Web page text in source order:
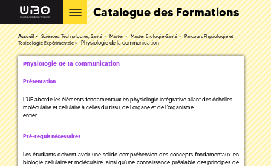
Catalogue des Formations
Accueil Sciences, Technologies, Santé Master Master Biologie-Santé
Parcours Physiologie et
Toxicologie Expérimentale
Physiologie de la communication
Physiologie de la communication
Présentation
L’UE aborde les éléments fondamentaux en physiologie intégrative allant des échelles
moléculaire et cellulaire à celles du tissu, de l’organe et de l’organisme
entier.
Pré-requis nécessaires
Les étudiants doivent avoir une solide compréhension des concepts fondamentaux en
biologie cellulaire et moléculaire, ainsi qu'une connaissance préalable des principes de